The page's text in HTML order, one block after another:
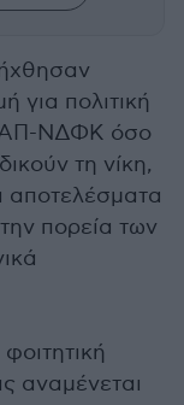
για πολιτική
ΝΔΦΚ όσο
τη νίκη,
αποτελέσματα
πορεία των
αναμένεται